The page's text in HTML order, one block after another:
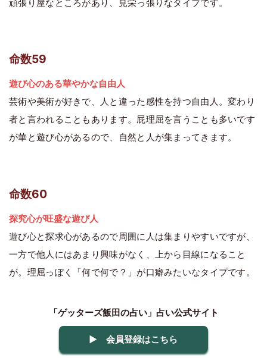
頑張り屋なところがあり、見栄っ張りなタイプです。
命数59
遊び心のある華やかな自由人
芸術や美術が好きで、人と違った感性を持つ自由人。変わり
者と言われることもあります。屁理屈を言うことも多いです
が華と遊び心があるので、自然と人が集まってきます。
命数60
探究心が旺盛な遊び人
遊び心と探求心があるので周囲に人は集まりやすいですが、
一方で他人にはあまり興味がなく、上から目線になること
が。理屈っぽく「何で何で？」が口癖みたいなタイプです。
「ゲッターズ飯田の占い」占い公式サイト
▶ 会員登録はこちら